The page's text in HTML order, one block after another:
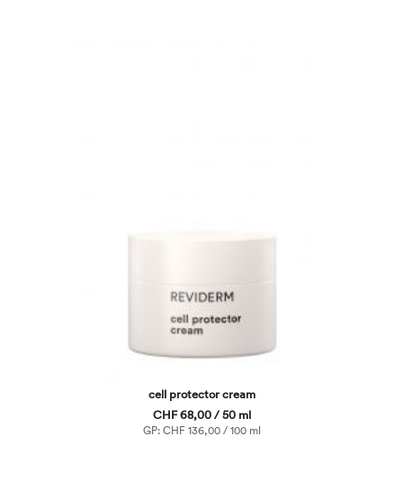
cell protector cream
CHF 68,00 / 50 ml
GP: CHF 136,00 / 100 ml